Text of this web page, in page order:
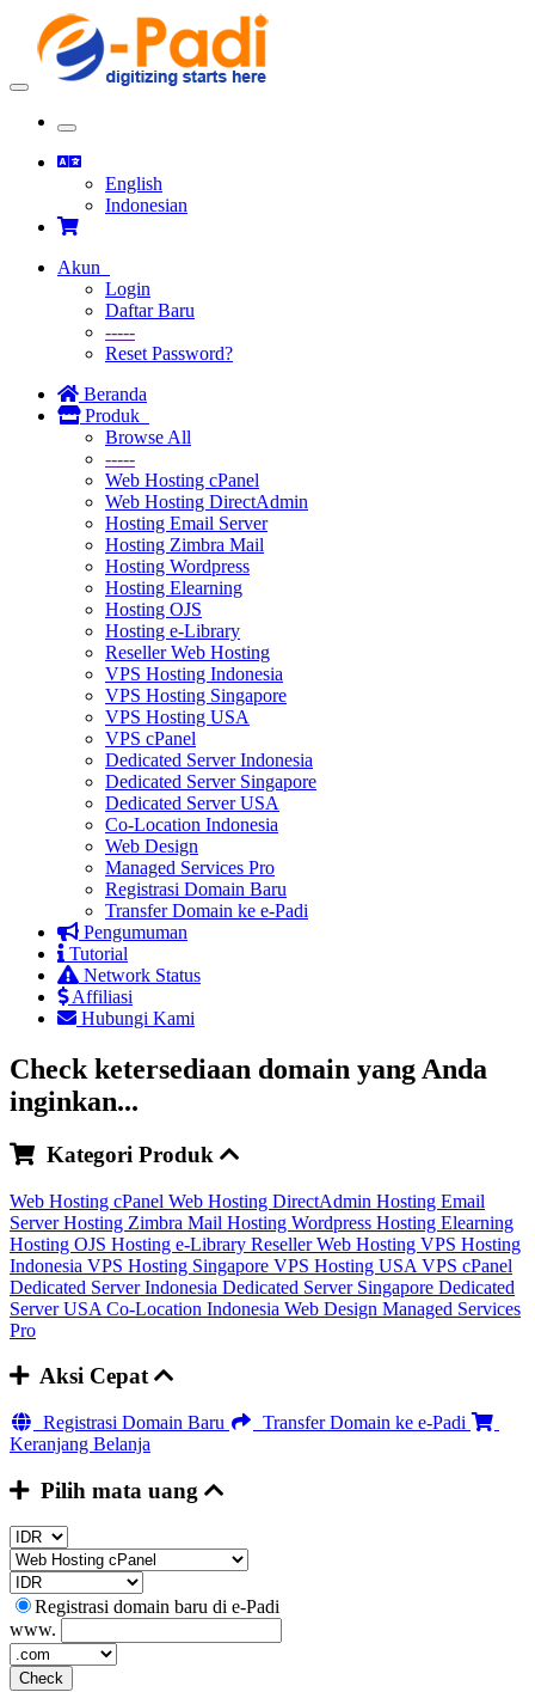
Toggle
Toggle
navigation
English
Indonesian
Akun
Login
Daftar Baru
-----
Reset Password?
Beranda
Produk
Browse All
-----
Web Hosting cPanel
Web Hosting DirectAdmin
Hosting Email Server
Hosting Zimbra Mail
Hosting Wordpress
Hosting Elearning
Hosting OJS
Hosting e-Library
Reseller Web Hosting
VPS Hosting Indonesia
VPS Hosting Singapore
VPS Hosting USA
VPS cPanel
Dedicated Server Indonesia
Dedicated Server Singapore
Dedicated Server USA
Co-Location Indonesia
Web Design
Managed Services Pro
Registrasi Domain Baru
Transfer Domain ke e-Padi
Pengumuman
Tutorial
Network Status
Affiliasi
Hubungi Kami
Check ketersediaan domain yang Anda
inginkan...
Kategori Produk
Web Hosting cPanel Web Hosting DirectAdmin Hosting Email
ServerHosting Zimbra Mail Hosting Wordpress Hosting Elearning
Hosting OJS Hosting e-Library Reseller Web Hosting VPS Hosting
Indonesia VPS Hosting Singapore VPS Hosting USA VPS cPanel
Dedicated Server Indonesia Dedicated Server Singapore Dedicated
Server USA Co-Location Indonesia Web Design Managed Services
Pro
Aksi Cepat
Registrasi Domain Baru
Transfer Domain ke e-Padi
Keranjang Belanja
Pilih mata uang
Registrasi domain baru di e-Padi
www.
Check